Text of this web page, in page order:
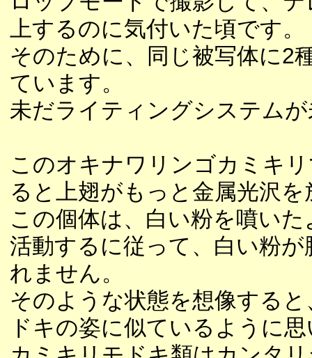
上するのに気付いた頃です。
そのために、同じ被写体に2
ています。
未だライティングシステム
このオキナワリンゴカミキ
ると上翅がもっと金属光沢
この個体は、白い粉を噴い
活動するに従って、白い粉
れません。
そのような状態を想像する
ドキの姿に似ているように